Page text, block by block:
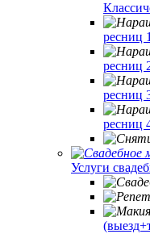
ресниц
ресниц
ресниц
ресниц
Услуги